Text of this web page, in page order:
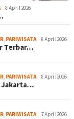
8 April 2026
PARIWISATA 8 April 2026
Terbar…
PARIWISATA 8 April 2026
Jakarta…
PARIWISATA 7 April 2026